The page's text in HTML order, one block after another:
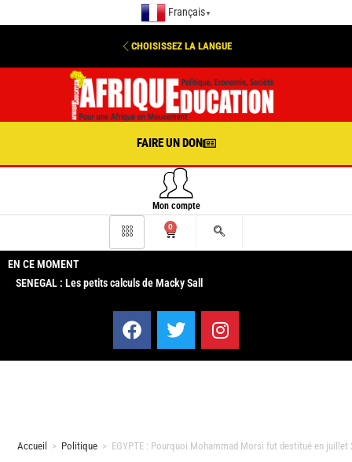
Français ▼
CHOISISSEZ LA LANGUE
FAIRE UN DON
Mon compte
0
EN CE MOMENT
SENEGAL : Les petits calculs de Macky Sall
Accueil > Politique > EGYPTE : Pourquoi Mohammad Morsi fut destitué en